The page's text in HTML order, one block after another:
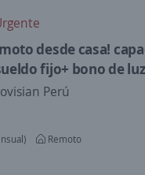
desde casa!
fijo+ bono de
Perú
Remoto